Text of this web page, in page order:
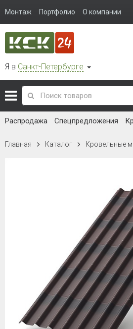
Монтаж Портфолио О компании
Я в Санкт-Петербурге
Распродажа Спецпредложения
Главная Каталог Кровельные